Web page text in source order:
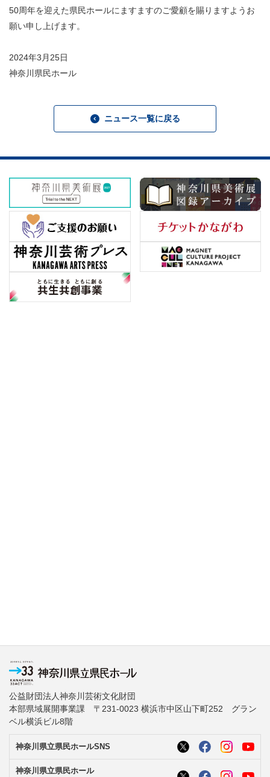
50周年を迎えた県民ホールにますますのご愛顧を賜りますようお
願い申し上げます。
2024年3月25日
神奈川県民ホール
ニュース一覧に戻る
公益財団法人神奈川芸術文化財団
本部県域展開事業課 〒231-0023 横浜市中区山下町252 グラン
ベル横浜ビル8階
神奈川県立県民ホールSNS
神奈川県立県民ホール